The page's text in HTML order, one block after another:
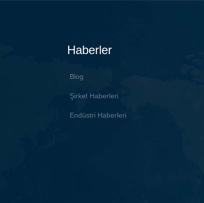
Haberler
Blog
Şirket Haberleri
Endüstri Haberleri